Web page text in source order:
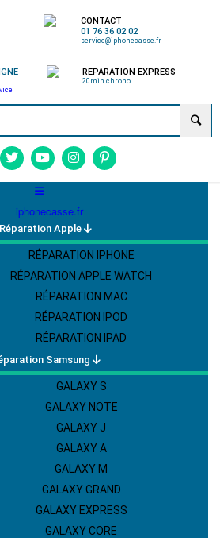
CONTACT
01 76 36 02 02
service@iphonecasse.fr
REPARATION EXPRESS
20min chrono
Réparation Apple
RÉPARATION IPHONE
RÉPARATION APPLE WATCH
RÉPARATION MAC
RÉPARATION IPOD
RÉPARATION IPAD
Samsung
GALAXY S
GALAXY NOTE
GALAXY J
GALAXY A
GALAXY M
GALAXY GRAND
GALAXY EXPRESS
GALAXY CORE